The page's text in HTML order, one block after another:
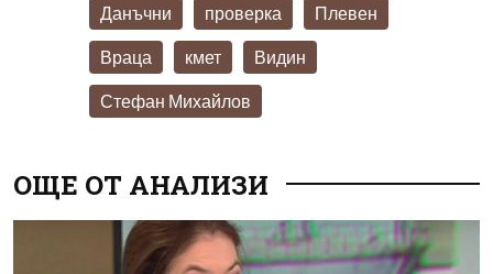
Данъчни проверка Плевен
Враца кмет Видин
Стефан Михайлов
ОЩЕ ОТ АНАЛИЗИ